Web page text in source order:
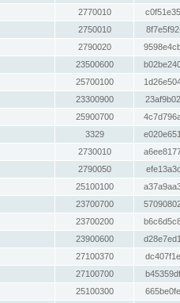
2770010
2750010
2790020
23500600
25700100
23300900
25900700
3329
2730010
2790050
25100100
23700700
23700200
23900600
27100370
27100700
25100300